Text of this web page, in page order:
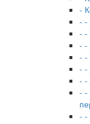
-
- -
- -
- -
- -
- -
- -
- -
- -